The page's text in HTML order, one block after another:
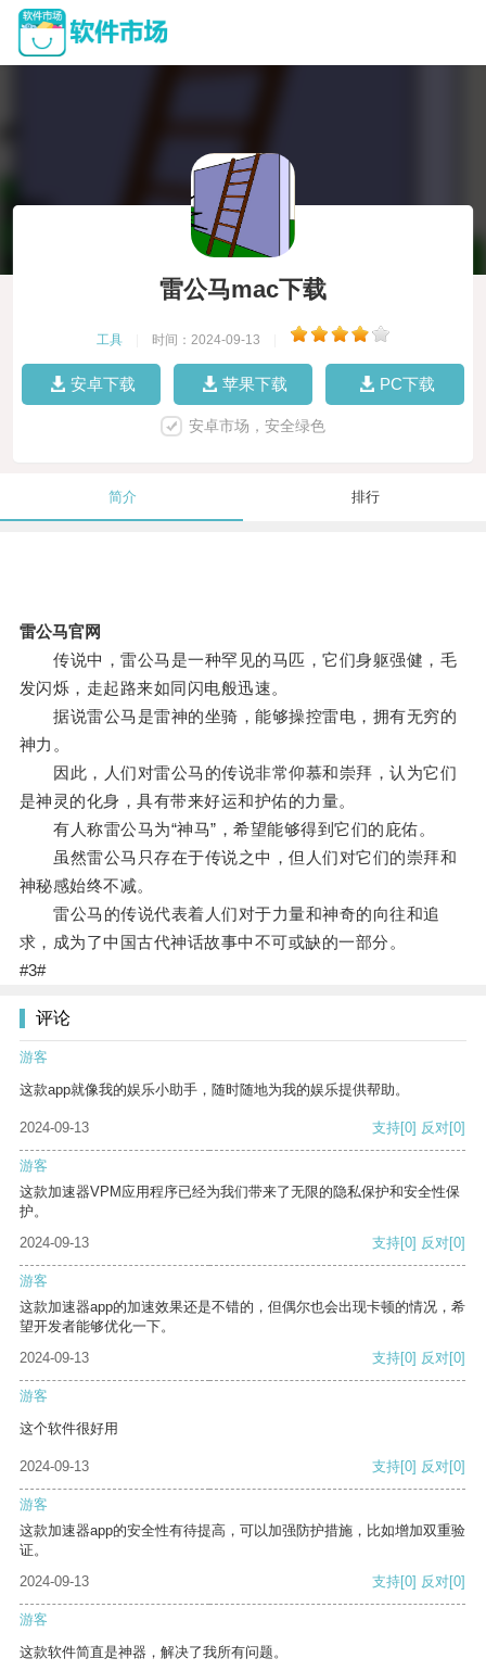
雷公马mac下载
工具 时间：2024-09-13
安卓下载 苹果下载 PC下载
安卓市场，安全绿色
简介 排行
雷公马官网
传说中，雷公马是一种罕见的马匹，它们身躯强健，毛
发闪烁，走起路来如同闪电般迅速。
据说雷公马是雷神的坐骑，能够操控雷电，拥有无穷的
神力。
因此，人们对雷公马的传说非常仰慕和崇拜，认为它们
是神灵的化身，具有带来好运和护佑的力量。
有人称雷公马为“神马”，希望能够得到它们的庇佑。
虽然雷公马只存在于传说之中，但人们对它们的崇拜和
神秘感始终不减。
雷公马的传说代表着人们对于力量和神奇的向往和追
求，成为了中国古代神话故事中不可或缺的一部分。
#3#
评论
游客
这款app就像我的娱乐小助手，随时随地为我的娱乐提供帮助。
2024-09-13 支持[0] 反对[0]
游客
这款加速器VPM应用程序已经为我们带来了无限的隐私保护和安全性保
护。
2024-09-13
支持[0] 反对[0]
游客
这款加速器app的加速效果还是不错的，但偶尔也会出现卡顿的情况，希
望开发者能够优化一下。
2024-09-13
支持[0] 反对[0]
游客
这个软件很好用
2024-09-13 支持[0] 反对[0]
游客
这款加速器app的安全性有待提高，可以加强防护措施，比如增加双重验
证。
2024-09-13
支持[0] 反对[0]
游客
这款软件简直是神器，解决了我所有问题。